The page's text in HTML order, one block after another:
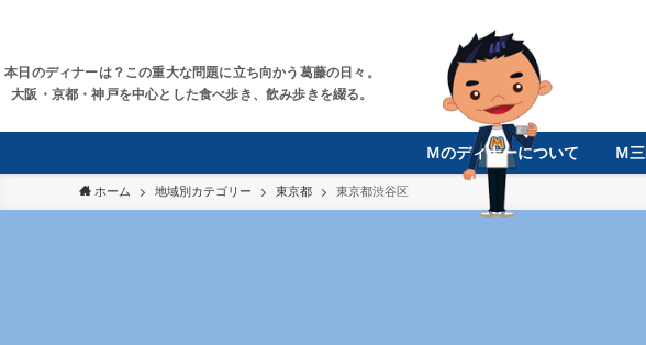
本日のディナーは？この重大な問題に立ち向かう葛藤の日々。
大阪・京都・神戸を中心とした食べ歩き、飲み歩きを綴る。
Ｍのディナーについて Ｍ
ホーム 地域別カテゴリー 東京都 東京都渋谷区